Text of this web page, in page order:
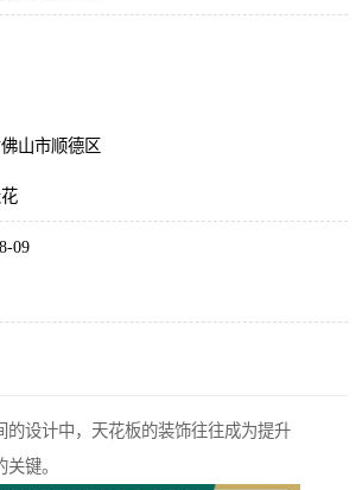
山市顺德区
09
的设计中，天花板的装饰往往成为提升
键。